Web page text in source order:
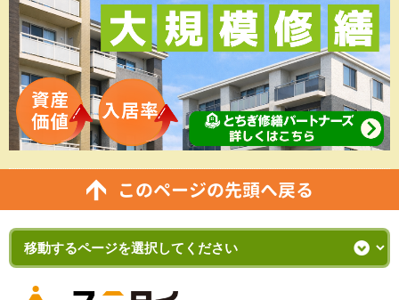
このページの先頭へ戻る